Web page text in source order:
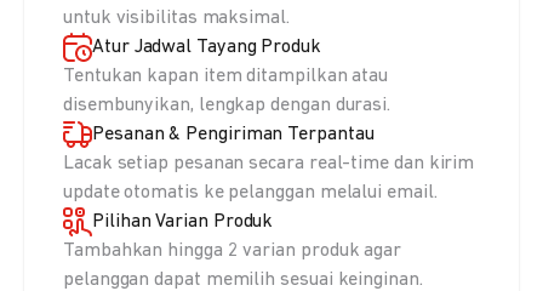
untuk visibilitas maksimal.
Atur Jadwal Tayang Produk
Tentukan kapan item ditampilkan atau
disembunyikan, lengkap dengan durasi.
Pesanan & Pengiriman Terpantau
Lacak setiap pesanan secara real-time dan kirim
update otomatis ke pelanggan melalui email.
Pilihan Varian Produk
Tambahkan hingga 2 varian produk agar
pelanggan dapat memilih sesuai keinginan.